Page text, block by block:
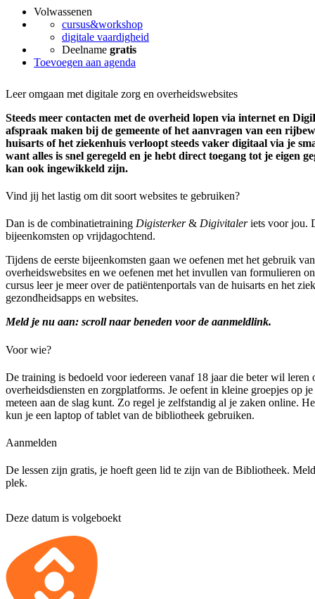
Volwassenen
cursus&workshop
digitale vaardigheid
Deelname gratis
Toevoegen aan agenda
Leer omgaan met digitale zorg en overheidswebsites
Steeds meer contacten met de overheid lopen via internet en
afspraak maken bij de gemeente of het aanvragen van een
huisarts of het ziekenhuis verloopt steeds vaker digitaal via je
want alles is snel geregeld en je hebt direct toegang tot je eigen
kan ook ingewikkeld zijn.
Vind jij het lastig om dit soort websites te gebruiken?
Dan is de combinatietraining Digisterker& Digivitaleriets voor jou.
bijeenkomsten op vrijdagochtend.
Tijdens de eerste bijeenkomsten gaan we oefenen met het gebruik
overheidswebsites en we oefenen met het invullen van formulieren
cursus leer je meer over de patiëntenportals van de huisarts en het
gezondheidsapps en websites.
Meld je nu aan: scroll naar beneden voor de aanmeldlink.
Voor wie?
De training is bedoeld voor iedereen vanaf 18 jaar die beter wil leren
overheidsdiensten en zorgplatforms. Je oefent in kleine groepjes op
meteen aan de slag kunt. Zo regel je zelfstandig al je zaken online.
kun je een laptop of tablet van de bibliotheek gebruiken.
Aanmelden
De lessen zijn gratis, je hoeft geen lid te zijn van de Bibliotheek.
plek.
Deze datum is volgeboekt